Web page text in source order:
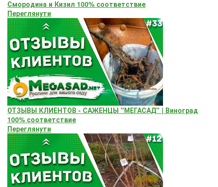
Смородина и Кизил 100% соответствие
Переглянути
ОТЗЫВЫ КЛИЕНТОВ - САЖЕНЦЫ "МЕГАСАД" | Виноград
100% соответствие
Переглянути